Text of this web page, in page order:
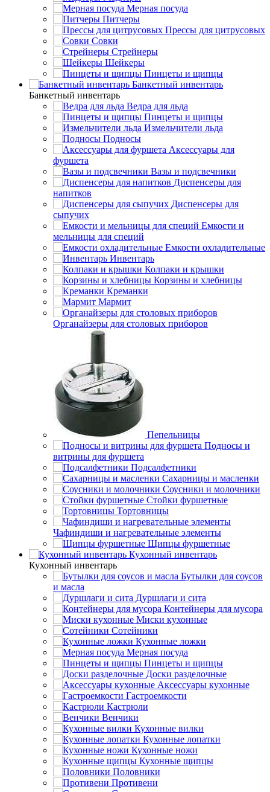
Мерная посуда
Питчеры
Прессы для цитрусовых
Совки
Стрейнеры
Шейкеры
Пинцеты и щипцы
Банкетный инвентарь
Банкетный инвентарь
Ведра для льда
Пинцеты и щипцы
Измельчители льда
Подносы
Аксессуары для
фуршета
Вазы и подсвечники
Диспенсеры для
напитков
Диспенсеры для
сыпучих
Емкости и
мельницы для специй
Емкости охладительные
Инвентарь
Колпаки и крышки
Корзины и хлебницы
Креманки
Мармит
Органайзеры для столовых приборов
Пепельницы
Подносы и
витрины для фуршета
Подсалфетники
Сахарницы и масленки
Соусники и молочники
Стойки фуршетные
Тортовницы
Чафиндиши и нагревательные элементы
Щипцы фуршетные
Кухонный инвентарь
Кухонный инвентарь
Бутылки для соусов
и масла
Дуршлаги и сита
Контейнеры для мусора
Миски кухонные
Сотейники
Кухонные ложки
Мерная посуда
Пинцеты и щипцы
Доски разделочные
Аксессуары кухонные
Гастроемкости
Кастрюли
Венчики
Кухонные вилки
Кухонные лопатки
Кухонные ножи
Кухонные щипцы
Половники
Противени